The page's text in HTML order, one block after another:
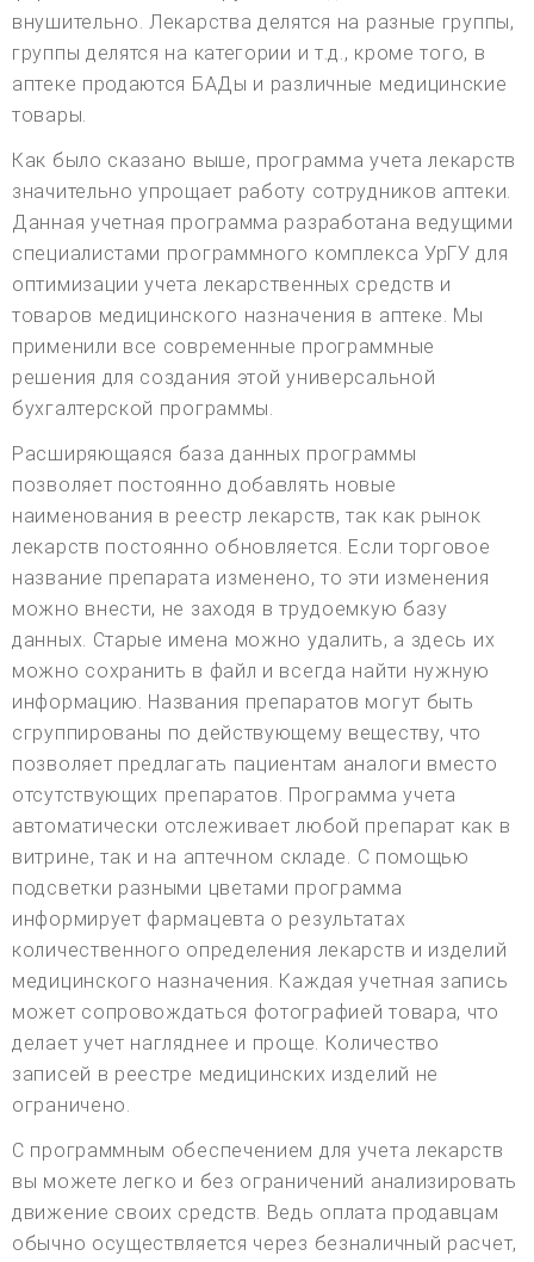
внушительно. Лекарства делятся на разные группы,
группы делятся на категории и т.д., кроме того, в
аптеке продаются БАДы и различные медицинские
товары.
Как было сказано выше, программа учета лекарств
значительно упрощает работу сотрудников аптеки.
Данная учетная программа разработана ведущими
специалистами программного комплекса УрГУ для
оптимизации учета лекарственных средств и
товаров медицинского назначения в аптеке. Мы
применили все современные программные
решения для создания этой универсальной
бухгалтерской программы.
Расширяющаяся база данных программы
позволяет постоянно добавлять новые
наименования в реестр лекарств, так как рынок
лекарств постоянно обновляется. Если торговое
название препарата изменено, то эти изменения
можно внести, не заходя в трудоемкую базу
данных. Старые имена можно удалить, а здесь их
можно сохранить в файл и всегда найти нужную
информацию. Названия препаратов могут быть
сгруппированы по действующему веществу, что
позволяет предлагать пациентам аналоги вместо
отсутствующих препаратов. Программа учета
автоматически отслеживает любой препарат как в
витрине, так и на аптечном складе. С помощью
подсветки разными цветами программа
информирует фармацевта о результатах
количественного определения лекарств и изделий
медицинского назначения. Каждая учетная запись
может сопровождаться фотографией товара, что
делает учет нагляднее и проще. Количество
записей в реестре медицинских изделий не
ограничено.
С программным обеспечением для учета лекарств
вы можете легко и без ограничений анализировать
движение своих средств. Ведь оплата продавцам
обычно осуществляется через безналичный расчет,